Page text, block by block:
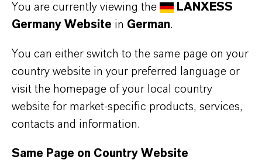
Eva Krüger
+49 221 8885-4010 eva.krueger@lanxess.com
You are currently viewing the
LANXESS
Germany Website in German.
You can either switch to the same page on your
country website in your preferred language or
visit the homepage of your local country
website for market-specific products, services,
contacts and information.
Same Page on Country Website